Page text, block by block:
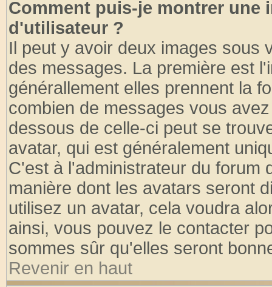
Comment puis-je montrer une
d'utilisateur ?
Il peut y avoir deux images sous
des messages. La première est
générallement elles prennent la
combien de messages vous
dessous de celle-ci peut se
avatar, qui est généralement
C'est à l'administrateur du forum
manière dont les avatars seront
utilisez un avatar, cela voudra
ainsi, vous pouvez le contacter
sommes sûr qu'elles seront
Revenir en haut